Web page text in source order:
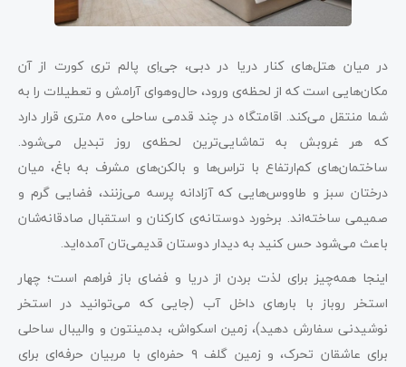
در میان هتل‌های کنار دریا در دبی، جی‌اِی پالم تری کورت از آن
مکان‌هایی است که از لحظه‌ی ورود، حال‌و‌هوای آرامش و تعطیلات را به
شما منتقل می‌کند. اقامتگاه در چند قدمی ساحلی ۸۰۰ متری قرار دارد
که هر غروبش به تماشایی‌ترین لحظه‌ی روز تبدیل می‌شود.
ساختمان‌های کم‌ارتفاع با تراس‌ها و بالکن‌های مشرف به باغ، میان
درختان سبز و طاووس‌هایی که آزادانه پرسه می‌زنند، فضایی گرم و
صمیمی ساخته‌اند. برخورد دوستانه‌ی کارکنان و استقبال صادقانه‌شان
باعث می‌شود حس کنید به دیدار دوستان قدیمی‌تان آمده‌اید.
اینجا همه‌چیز برای لذت بردن از دریا و فضای باز فراهم است؛ چهار
استخر روباز با بارهای داخل آب (جایی که می‌توانید در استخر
نوشیدنی سفارش دهید)، زمین اسکواش، بدمینتون و والیبال ساحلی
برای عاشقان تحرک، و زمین گلف ۹ حفره‌ای با مربیان حرفه‌ای برای